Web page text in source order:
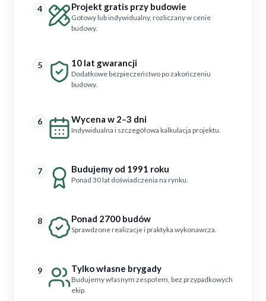
4 Projekt gratis przy budowie
Gotowy lub indywidualny, rozliczany w cenie
budowy.
5 10 lat gwarancji
Dodatkowe bezpieczeństwo po zakończeniu
budowy.
6 Wycena w 2–3 dni
Indywidualna i szczegółowa kalkulacja projektu.
7 Budujemy od 1991 roku
Ponad 30 lat doświadczenia na rynku.
8 Ponad 2700 budów
Sprawdzone realizacje i praktyka wykonawcza.
9 Tylko własne brygady
Budujemy własnym zespołem, bez przypadkowych
ekip.